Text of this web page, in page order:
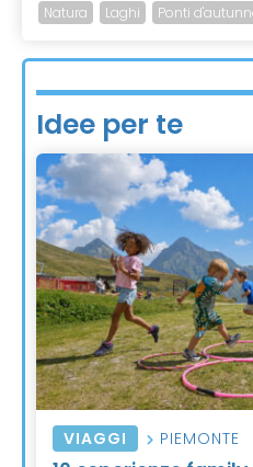
Natura Laghi Ponti
Idee per te
VIAGGI PIEMONTE